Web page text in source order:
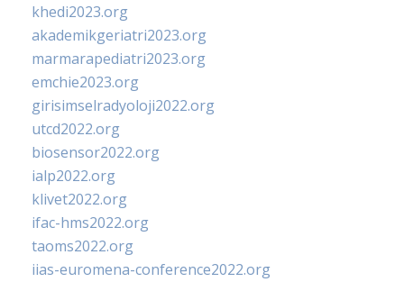
khedi2023.org
akademikgeriatri2023.org
marmarapediatri2023.org
emchie2023.org
girisimselradyoloji2022.org
utcd2022.org
biosensor2022.org
ialp2022.org
klivet2022.org
ifac-hms2022.org
taoms2022.org
iias-euromena-conference2022.org